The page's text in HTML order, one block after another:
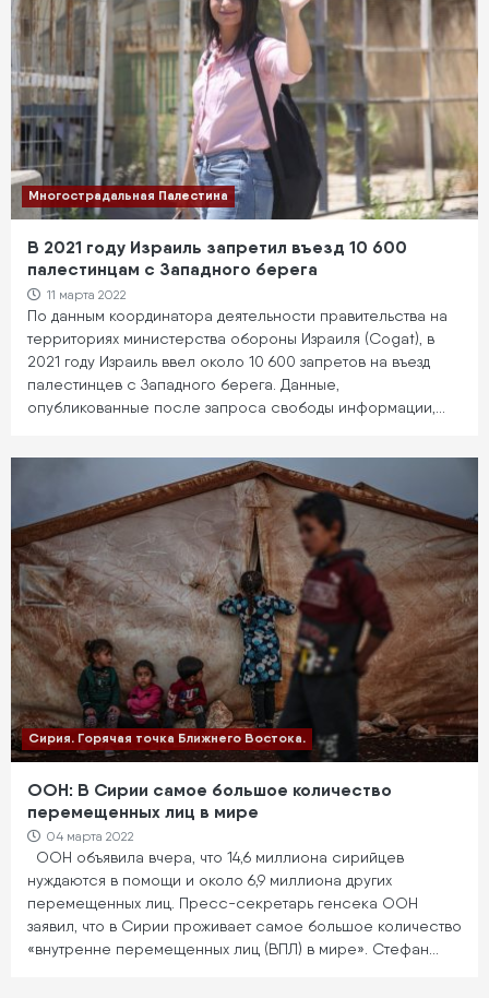
Многострадальная Палестина
В 2021 году Израиль запретил въезд 10 600
палестинцам с Западного берега
11 марта 2022
По данным координатора деятельности правительства на
территориях министерства обороны Израиля (Cogat), в
2021 году Израиль ввел около 10 600 запретов на въезд
палестинцев с Западного берега. Данные,
опубликованные после запроса свободы информации,…
Сирия. Горячая точка Ближнего Востока.
ООН: В Сирии самое большое количество
перемещенных лиц в мире
04 марта 2022
ООН объявила вчера, что 14,6 миллиона сирийцев
нуждаются в помощи и около 6,9 миллиона других
перемещенных лиц. Пресс-секретарь генсека ООН
заявил, что в Сирии проживает самое большое количество
«внутренне перемещенных лиц (ВПЛ) в мире». Стефан…